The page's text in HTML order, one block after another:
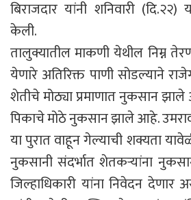
बिराजदार यांनी शनिवारी
केली.
तालुक्यातील माकणी येथील निम्न
येणारे अतिरिक्त पाणी सोडल्याने
शेतीचे मोठ्या प्रमाणात नुकसान
पिकाचे मोठे नुकसान झाले आहे.
या पुरात वाहून गेल्याची शक्यता
नुकसानी संदर्भात शेतकऱ्यांना
जिल्हाधिकारी यांना निवेदन देणार